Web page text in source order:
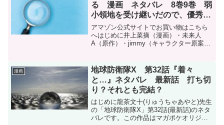
る 漫画 ネタバレ 8巻9巻 弱
小領地を受け継いだので、優秀な
人材を増やしていたら、最強領地
になってた
アマゾン公式サイトでお買い物はこちら
へはじめに井上菜摘（漫画）・未来人
A（原作）・jimmy（キャラクター原案）
を増やしていたら、最強領地になって
た〜』8巻と9巻のネ...
漫画
地球防衛隊X 第32話『着々
と…』ネタバレ 最新話 打ち切
り？それとも完結？
はじめに龍茶文十(りゅうちゃあやと)先生
の「地球防衛隊X」第32話(最新話)のネタ
バレです。この作品はマガポケオリジナ